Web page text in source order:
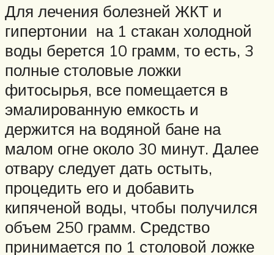
Для лечения болезней ЖКТ и
гипертонии на 1 стакан холодной
воды берется 10 грамм, то есть, 3
полные столовые ложки
фитосырья, все помещается в
эмалированную емкость и
держится на водяной бане на
малом огне около 30 минут. Далее
отвару следует дать остыть,
процедить его и добавить
кипяченой воды, чтобы получился
объем 250 грамм. Средство
принимается по 1 столовой ложке